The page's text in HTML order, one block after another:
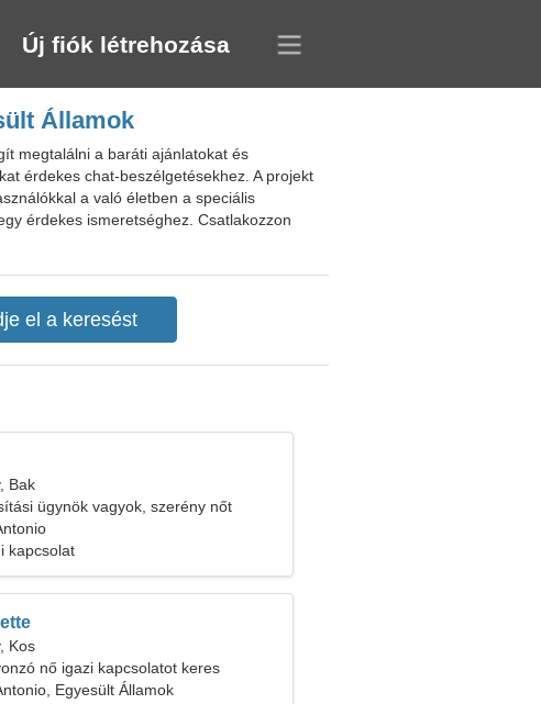
Új fiók létrehozása
Államok
megtalálni a baráti ajánlatokat és
érdekes chat-beszélgetésekhez. A projekt
a való életben a speciális
érdekes ismeretséghez. Csatlakozzon
Bak
ügynök vagyok, szerény nőt
kapcsolat
Kos
nő igazi kapcsolatot keres
Egyesült Államok